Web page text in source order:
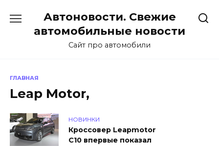
содержанию
Автоновости. Свежие
автомобильные новости
Сайт про автомобили
ГЛАВНАЯ
Leap Motor,
НОВИНКИ
Кроссовер Leapmotor
C10 впервые показал